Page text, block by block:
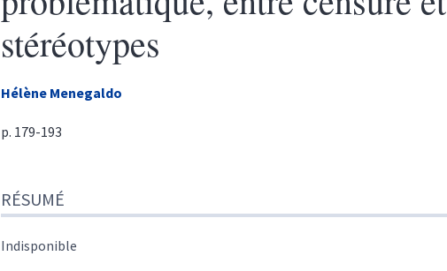
stéréotypes
Hélène Menegaldo
p. 179-193
Texte
Citer cet article
Auteur
RÉSUMÉ
Indisponible